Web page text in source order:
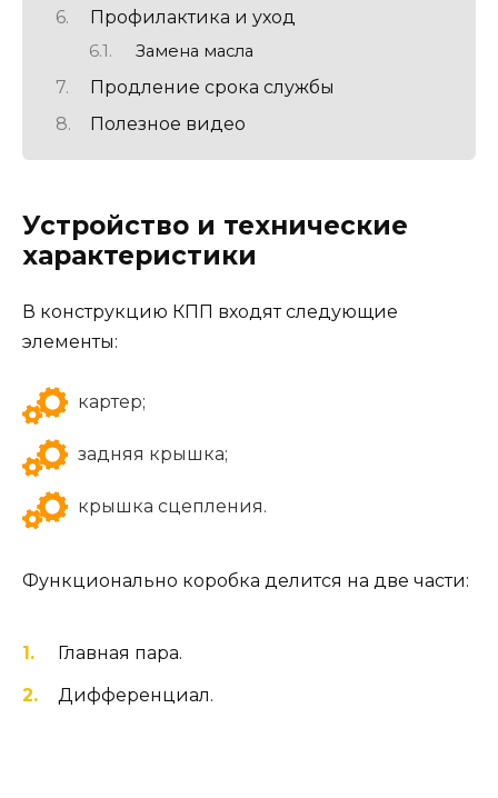
Профилактика и уход
Замена масла
Продление срока службы
Полезное видео
Устройство и технические
характеристики
В конструкцию КПП входят следующие
элементы:
картер;
задняя крышка;
крышка сцепления.
Функционально коробка делится на две части:
Главная пара.
Дифференциал.